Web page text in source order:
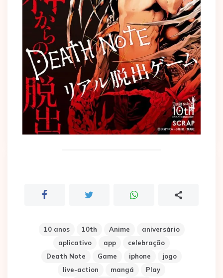
10 anos 10th Anime
aniversário
aplicativo
app
celebração
Death Note
Game iphone
jogo
live-action
mangá
Play